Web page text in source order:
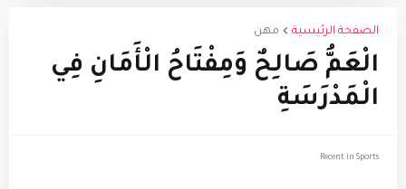
الصفحة الرئيسية مهن
الْعَمُّ صَالِحٌ وَمِفْتَاحُ الْأَمَانِ فِي
الْمَدْرَسَةِ
Recent in Sports